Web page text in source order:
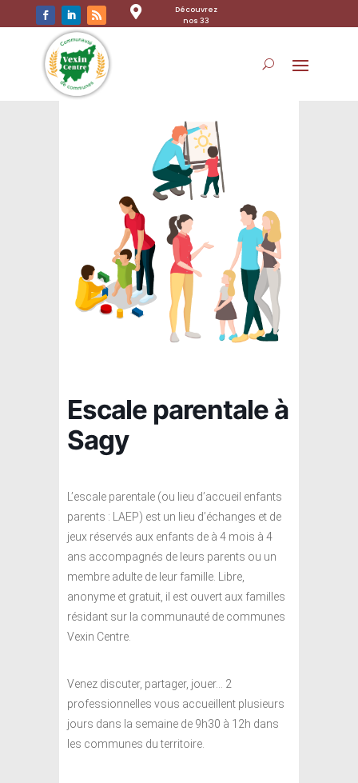

Découvrez
nos 33
Escale parentale à
Sagy
L’escale parentale (ou lieu d’accueil enfants
parents : LAEP) est un lieu d’échanges et de
jeux réservés aux enfants de à 4 mois à 4
ans accompagnés de leurs parents ou un
membre adulte de leur famille. Libre,
anonyme et gratuit, il est ouvert aux familles
résidant sur la communauté de communes
Vexin Centre.
Venez discuter, partager, jouer… 2
professionnelles vous accueillent plusieurs
jours dans la semaine de 9h30 à 12h dans
les communes du territoire.